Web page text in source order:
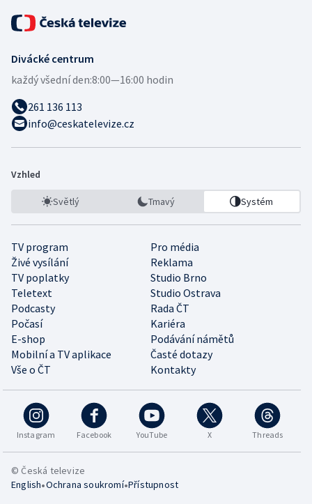
Divácké centrum
každý všední den:8:00—16:00 hodin
261 136 113
info@ceskatelevize.cz
Vzhled
Světlý Tmavý Systém
TV program
Pro média
Živé vysílání
Reklama
TV poplatky
Studio Brno
Teletext
Studio Ostrava
Podcasty
Rada ČT
Počasí
Kariéra
E-shop
Podávání námětů
Mobilní a TV aplikace
Časté dotazy
Vše o ČT
Kontakty
Instagram Facebook YouTube X Threads
© Česká televize
English•Ochrana soukromí•Přístupnost